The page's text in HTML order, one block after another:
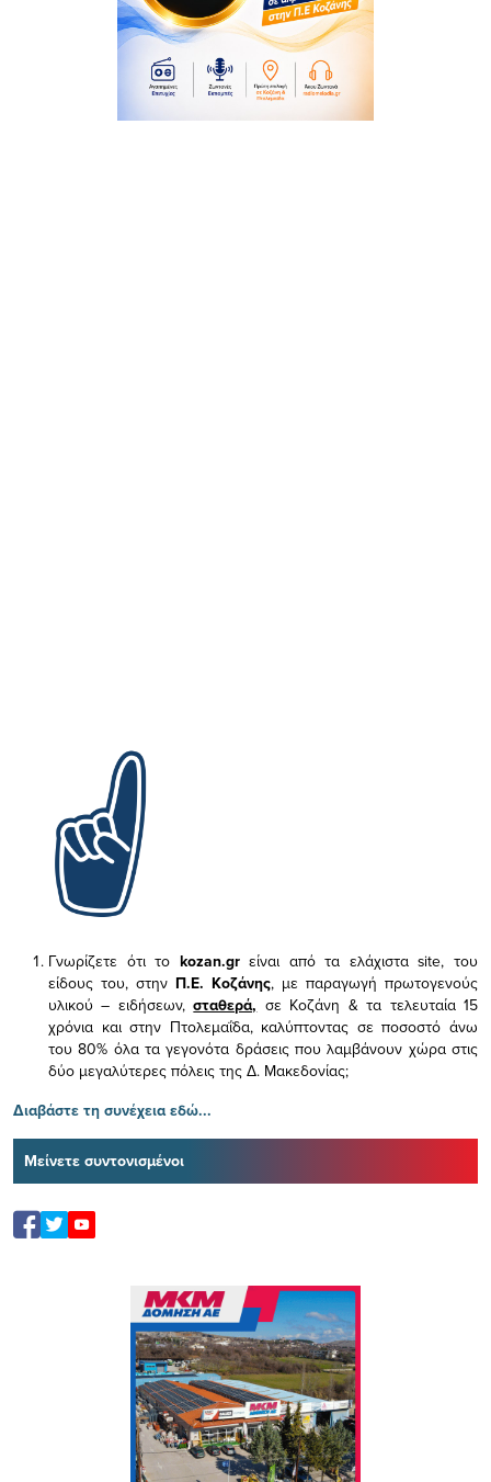
Γνωρίζετε ότι το kozan.gr είναι από τα ελάχισταsite, του
είδους του, στην Π.Ε. Κοζάνης, με παραγωγή πρωτογενούς
υλικού – ειδήσεων,σταθερά, σε Κοζάνη & τα τελευταία 15
χρόνια και στην Πτολεμαΐδα, καλύπτοντας σε ποσοστό άνω
του 80% όλα τα γεγονότα δράσεις που λαμβάνουν χώρα στις
δύο μεγαλύτερες πόλεις της Δ. Μακεδονίας;
Διαβάστε τη συνέχεια εδώ...
Μείνετε συντονισμένοι